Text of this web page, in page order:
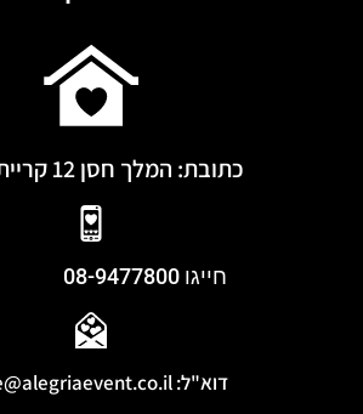
כתובת: המלך חסן 12 קריית עקרון
חייגו 08-9477800
דוא"ל: office@alegriaevent.co.il